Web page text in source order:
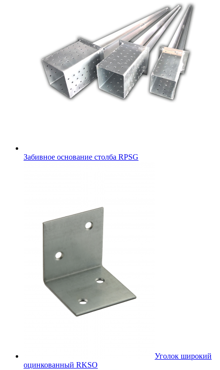
Забивное основание столба RPSG
Уголок широкий
оцинкованный RKSО